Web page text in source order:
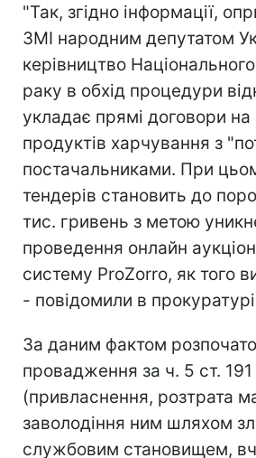
"Так, згідно інформації,
ЗМІ народним депутатом
керівництво
раку в обхід процедури
укладає прямі договори на
продуктів харчування з
постачальниками. При
тендерів становить до
тис. гривень з метою
проведення онлайн
систему ProZorro, як того
- повідомили в
За даним фактом
провадження за ч. 5 ст. 191
(привласнення, розтрата
заволодіння ним шляхом
службовим становищем,